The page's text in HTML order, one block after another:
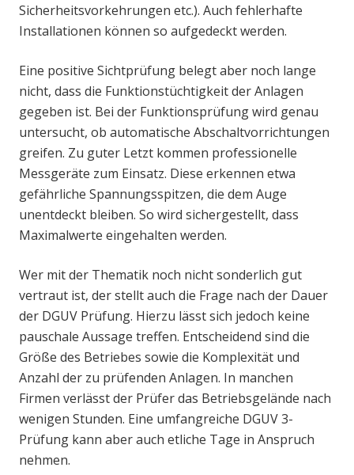
Sicherheitsvorkehrungen etc.). Auch fehlerhafte
Installationen können so aufgedeckt werden.
Eine positive Sichtprüfung belegt aber noch lange
nicht, dass die Funktionstüchtigkeit der Anlagen
gegeben ist. Bei der Funktionsprüfung wird genau
untersucht, ob automatische Abschaltvorrichtungen
greifen. Zu guter Letzt kommen professionelle
Messgeräte zum Einsatz. Diese erkennen etwa
gefährliche Spannungsspitzen, die dem Auge
unentdeckt bleiben. So wird sichergestellt, dass
Maximalwerte eingehalten werden.
Wer mit der Thematik noch nicht sonderlich gut
vertraut ist, der stellt auch die Frage nach der Dauer
der DGUV Prüfung. Hierzu lässt sich jedoch keine
pauschale Aussage treffen. Entscheidend sind die
Größe des Betriebes sowie die Komplexität und
Anzahl der zu prüfenden Anlagen. In manchen
Firmen verlässt der Prüfer das Betriebsgelände nach
wenigen Stunden. Eine umfangreiche DGUV 3-
Prüfung kann aber auch etliche Tage in Anspruch
nehmen.